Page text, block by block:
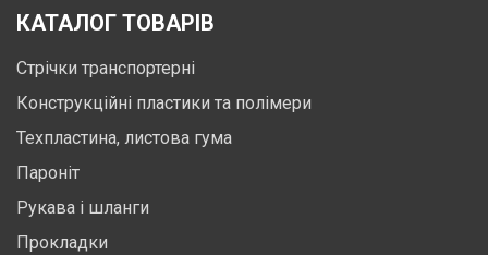
КАТАЛОГ ТОВАРІВ
Стрічки транспортерні
Конструкційні пластики та полімери
Техпластина, листова гума
Пароніт
Рукава і шланги
Прокладки